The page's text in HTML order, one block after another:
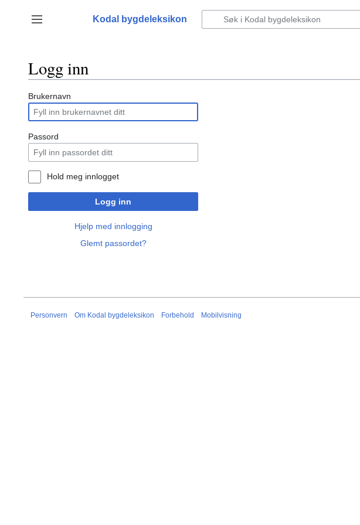
innhold
Vis/skjul sidefelt
Kodal bygdeleksikon
Logg inn
Brukernavn
Passord
Hold meg innlogget
Logg inn
Hjelp med innlogging
Glemt passordet?
Personvern Om Kodal bygdeleksikon Forbehold Mobilvisning